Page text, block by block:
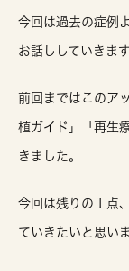
今回は過去の症例
お話ししていきます
前回まではこのア
植ガイド」「再生
きました。
今回は残りの１点
ていきたいと思いま